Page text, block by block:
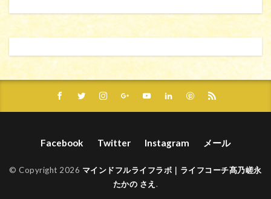
Facebook Twitter Instagram メール
© Copyright 2026 マインドフルライフラボ｜ライフコーチ髙乃嵯永
たかの さえ .